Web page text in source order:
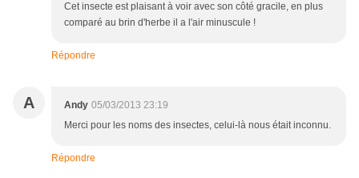
Cet insecte est plaisant à voir avec son côté gracile, en plus
comparé au brin d'herbe il a l'air minuscule !
Répondre
A Andy 05/03/2013 23:19
Merci pour les noms des insectes, celui-là nous était inconnu.
Répondre